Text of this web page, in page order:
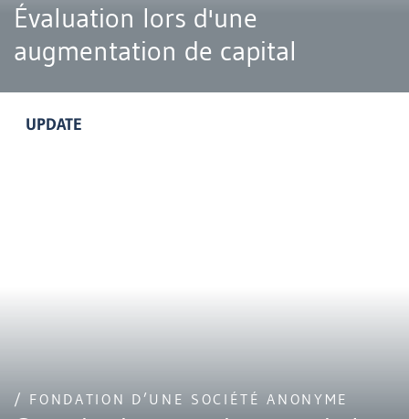
Évaluation lors d'une
augmentation de capital
UPDATE
/ FONDATION D’UNE SOCIÉTÉ ANONYME